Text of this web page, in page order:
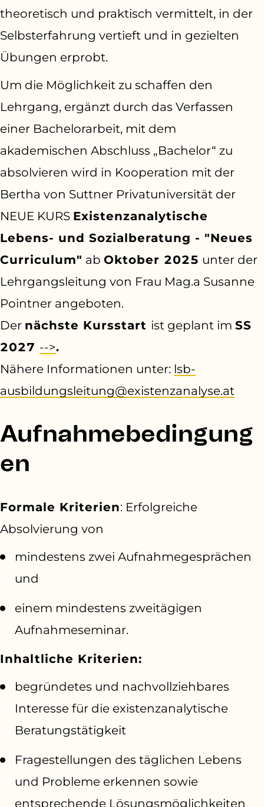
theoretisch und praktisch vermittelt, in der
Selbsterfahrung vertieft und in gezielten
Übungen erprobt.
Um die Möglichkeit zu schaffen den
Lehrgang, ergänzt durch das Verfassen
einer Bachelorarbeit, mit dem
akademischen Abschluss „Bachelor“ zu
absolvieren wird in Kooperation mit der
Bertha von Suttner Privatuniversität der
NEUE KURS Existenzanalytische
Lebens- und Sozialberatung - "Neues
Curriculum" ab Oktober 2025 unter der
Lehrgangsleitung von Frau Mag.a Susanne
Pointner angeboten.
Der nächste Kursstart ist geplant im SS
2027 -->.
Nähere Informationen unter: lsb-
ausbildungsleitung@existenzanalyse.at
Aufnahmebedingung
en
Formale Kriterien: Erfolgreiche
Absolvierung von
mindestens zwei Aufnahmegesprächen
und
einem mindestens zweitägigen
Aufnahmeseminar.
Inhaltliche Kriterien:
begründetes und nachvollziehbares
Interesse für die existenzanalytische
Beratungstätigkeit
Fragestellungen des täglichen Lebens
und Probleme erkennen sowie
entsprechende Lösungsmöglichkeiten